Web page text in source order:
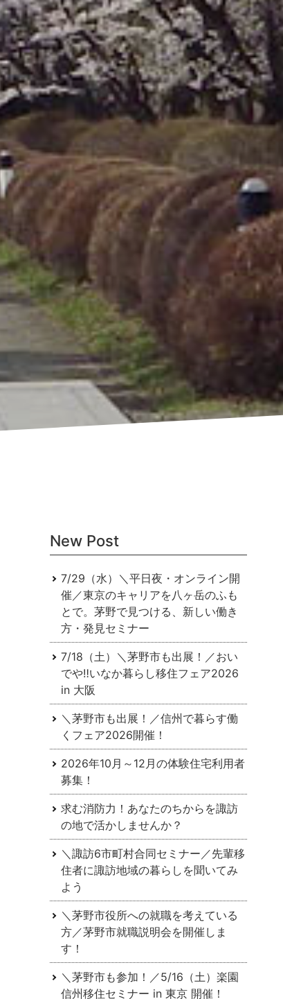
New Post
7/29（水）＼平日夜・オンライン開
催／東京のキャリアを⼋ヶ岳のふも
とで。茅野で⾒つける、新しい働き
⽅・発⾒セミナー
7/18（土）＼茅野市も出展！／おい
でや‼いなか暮らし移住フェア2026
in 大阪
＼茅野市も出展！／信州で暮らす働
くフェア2026開催！
2026年10月～12月の体験住宅利用者
募集！
求む消防力！あなたのちからを諏訪
の地で活かしませんか？
＼諏訪6市町村合同セミナー／先輩移
住者に諏訪地域の暮らしを聞いてみ
よう
＼茅野市役所への就職を考えている
方／茅野市就職説明会を開催しま
す！
＼茅野市も参加！／5/16（土）楽園
信州移住セミナー in 東京 開催！